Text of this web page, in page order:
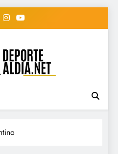
AL DIA •
Deportivo
#deportealdiaperiodico